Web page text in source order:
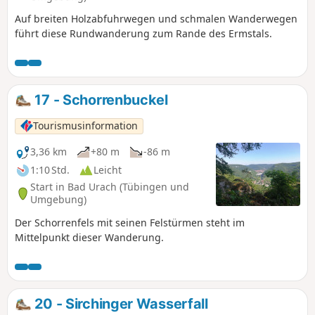
Einblicke in das Leben der Stutfohlen auf dem Vorwerk
Fohlenhof des Haupt- und Landgestüt Marbach erhaschen
können.
Auf breiten Holzabfuhrwegen und schmalen Wanderwegen
führt diese Rundwanderung zum Rande des Ermstals.
17 - Schorrenbuckel
Tourismusinformation
3,36 km
+80 m
-86 m
1:10 Std.
Leicht
Start in Bad Urach (Tübingen und
Umgebung)
Der Schorrenfels mit seinen Felstürmen steht im
Mittelpunkt dieser Wanderung.
20 - Sirchinger Wasserfall